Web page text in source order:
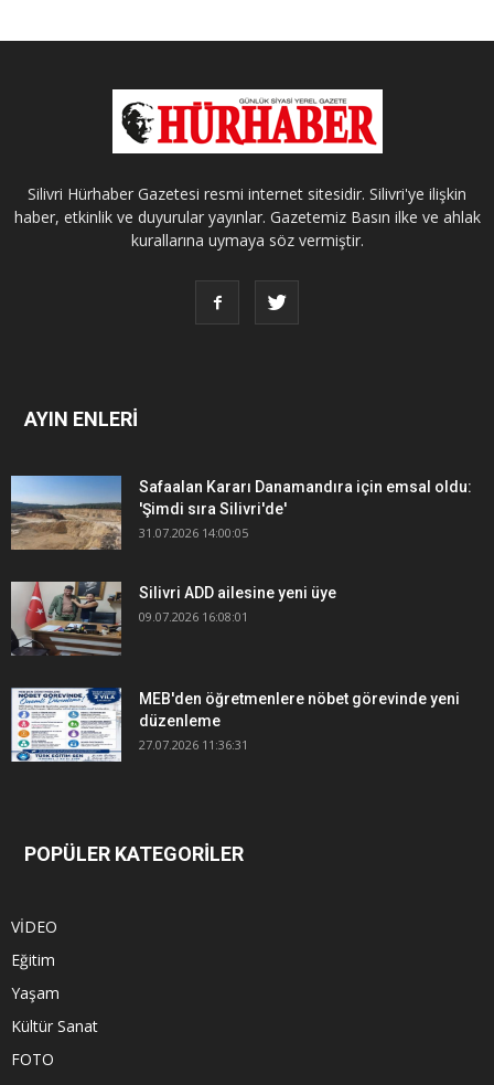
Silivri Hürhaber Gazetesi resmi internet sitesidir. Silivri'ye ilişkin
haber, etkinlik ve duyurular yayınlar. Gazetemiz Basın ilke ve ahlak
kurallarına uymaya söz vermiştir.
AYIN ENLERİ
Safaalan Kararı Danamandıra için emsal oldu:
'Şimdi sıra Silivri'de'
31.07.2026 14:00:05
Silivri ADD ailesine yeni üye
09.07.2026 16:08:01
MEB'den öğretmenlere nöbet görevinde yeni
düzenleme
27.07.2026 11:36:31
POPÜLER KATEGORİLER
VİDEO
Eğitim
Yaşam
Kültür Sanat
FOTO